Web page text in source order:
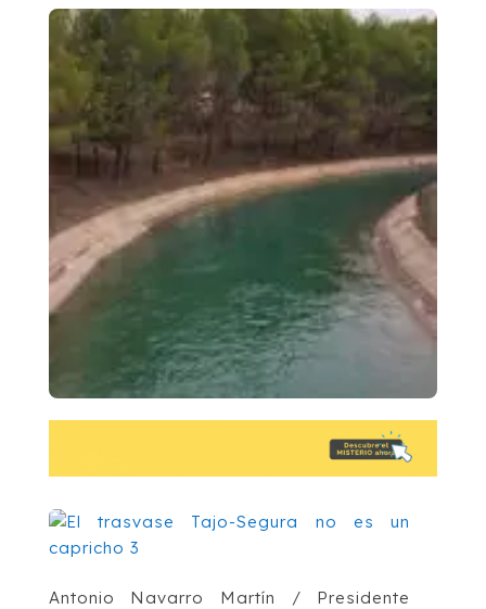
Antonio Navarro Martín / Presidente